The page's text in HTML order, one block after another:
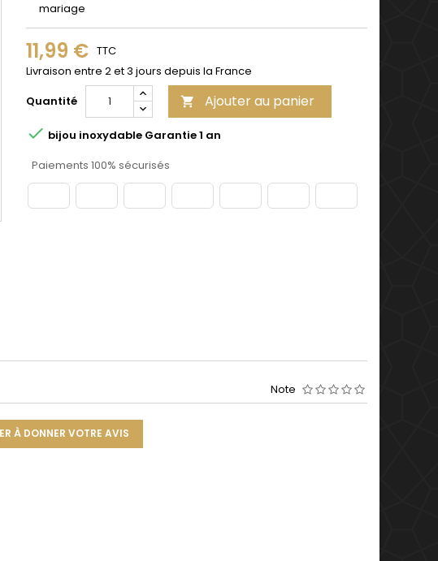
mariage
11,99 € TTC
Livraison entre 2 et 3 jours depuis la France
Quantité
 Ajouter au panier
 bijou inoxydable Garantie 1 an
Paiements 100% sécurisés
Note
À DONNER VOTRE AVIS